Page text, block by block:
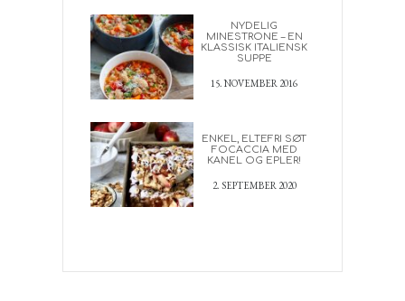
NYDELIG
MINESTRONE – EN
KLASSISK ITALIENSK
SUPPE
15. NOVEMBER 2016
ENKEL, ELTEFRI SØT
FOCACCIA MED
KANEL OG EPLER!
2. SEPTEMBER 2020